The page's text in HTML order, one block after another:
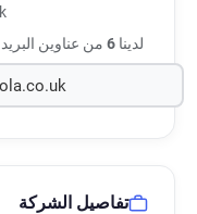
لدينا6 من عناوين
تفاصيل الشركة